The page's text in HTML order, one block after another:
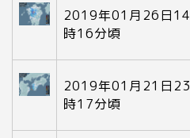
2019年01月26日14
時16分頃
2019年01月21日23
時17分頃